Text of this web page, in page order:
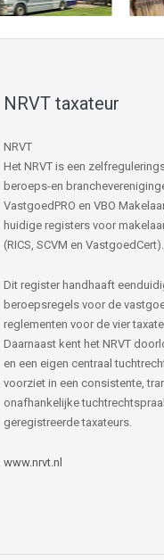
NRVT taxateur
NRVT
Het NRVT is een
beroeps-en
VastgoedPRO en VBO
huidige registers voor
(RICS, SCVM en VastgoedCert).
Dit register handhaaft
beroepsregels voor de
reglementen voor de vier
Daarnaast kent het NRVT
en een eigen centraal
voorziet in een consistente,
onafhankelijke
geregistreerde taxateurs.
www.nrvt.nl